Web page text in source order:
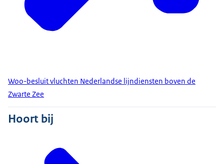
Woo-besluit vluchten Nederlandse lijndiensten boven de
Zwarte Zee
Hoort bij